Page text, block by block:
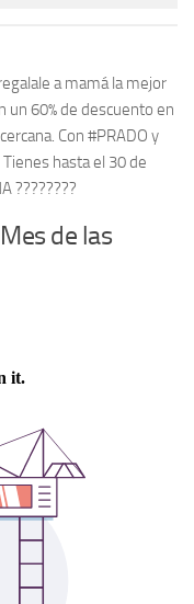
a mamá la mejor
un 60% de descuento en
Con #PRADO y
hasta el 30 de
????????
de las